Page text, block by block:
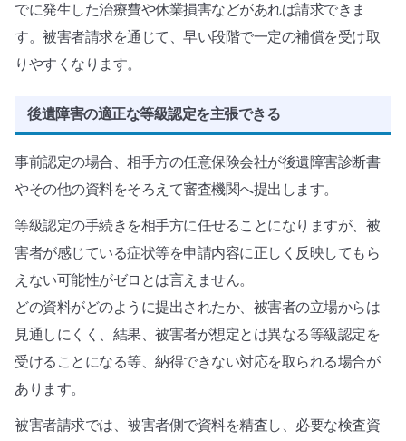
でに発生した治療費や休業損害などがあれば請求できま
す。被害者請求を通じて、早い段階で一定の補償を受け取
りやすくなります。
後遺障害の適正な等級認定を主張できる
事前認定の場合、相手方の任意保険会社が後遺障害診断書
やその他の資料をそろえて審査機関へ提出します。
等級認定の手続きを相手方に任せることになりますが、被
害者が感じている症状等を申請内容に正しく反映してもら
えない可能性がゼロとは言えません。
どの資料がどのように提出されたか、被害者の立場からは
見通しにくく、結果、被害者が想定とは異なる等級認定を
受けることになる等、納得できない対応を取られる場合が
あります。
被害者請求では、被害者側で資料を精査し、必要な検査資